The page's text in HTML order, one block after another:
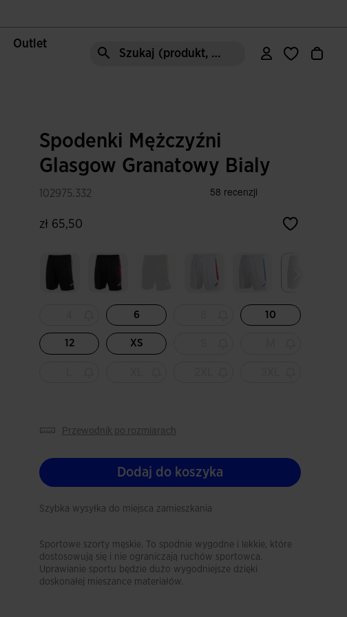
Outlet
Szukaj (produkt, styl, obszar, ect.)
Spodenki Mężczyźni
Glasgow Granatowy Bialy
102975.332
zł 65,50
6 10
12 XS
przewodnik po rozmiarach
Dodaj do koszyka
Szybka wysyłka do miejsca zamieszkania
Sportowe szorty męskie. To spodnie wygodne i lekkie, które
dostosowują się i nie ograniczają ruchów sportowca.
Uprawianie sportu będzie dużo wygodniejsze dzięki
doskonałej mieszance materiałów.